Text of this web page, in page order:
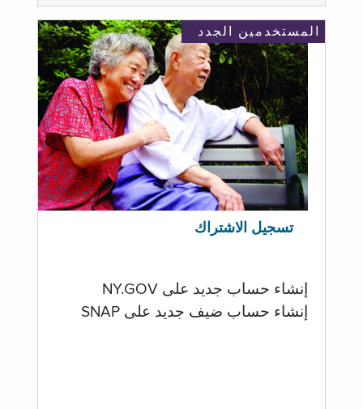
المستخدمين الجدد
تسجيل الاشتراك
إنشاء حساب جديد على NY.GOV
إنشاء حساب ضيف جديد على SNAP